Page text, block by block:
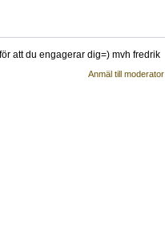
att du engagerar dig=) mvh fredrik
Anmäl till moderator